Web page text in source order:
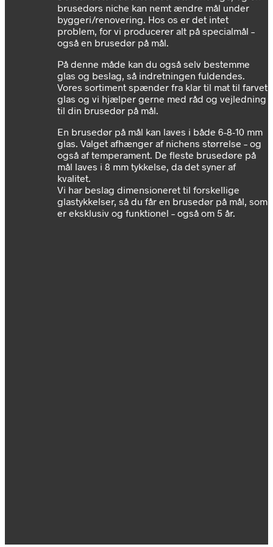
brusedørs niche kan nemt ændre mål under
byggeri/renovering. Hos os er det intet
problem, for vi producerer alt på specialmål –
også en brusedør på mål.
På denne måde kan du også selv bestemme
glas og beslag, så indretningen fuldendes.
Vores sortiment spænder fra klar til mat til farvet
glas og vi hjælper gerne med råd og vejledning
til din brusedør på mål.
En brusedør på mål kan laves i både 6-8-10 mm
glas. Valget afhænger af nichens størrelse – og
også af temperament. De fleste brusedøre på
mål laves i 8 mm tykkelse, da det syner af
kvalitet.
Vi har beslag dimensioneret til forskellige
glastykkelser, så du får en brusedør på mål, som
er eksklusiv og funktionel – også om 5 år.